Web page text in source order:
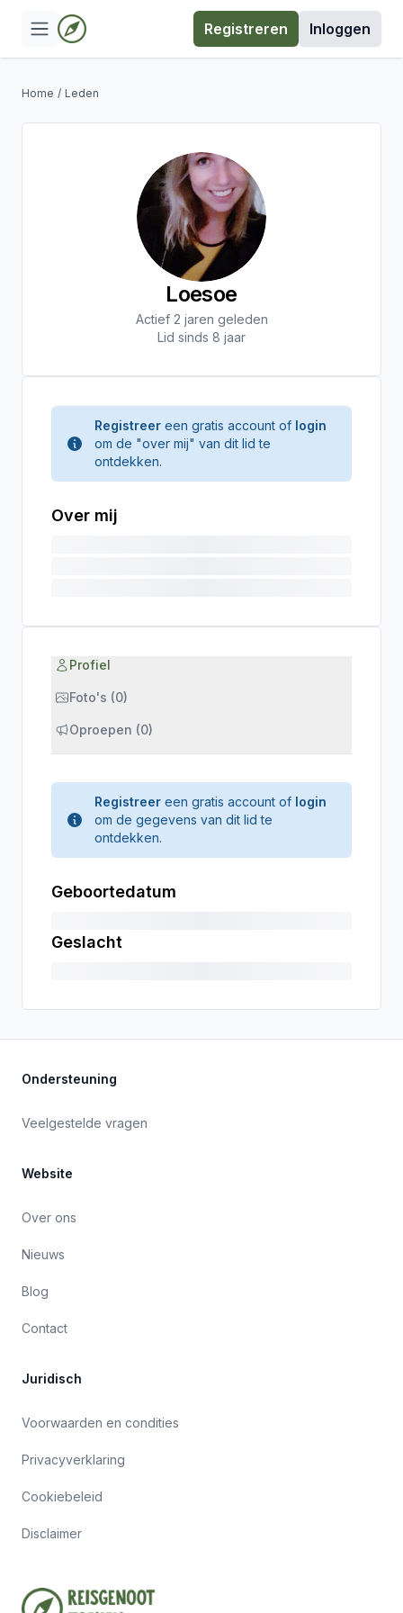
Registreren Inloggen
Home / Leden
Loesoe
Actief 2 jaren geleden
Lid sinds 8 jaar
Registreer een gratis account of login
om de "over mij" van dit lid te
ontdekken.
Over mij
Profiel
Foto's (0)
Oproepen (0)
Registreer een gratis account of login
om de gegevens van dit lid te
ontdekken.
Geboortedatum
Geslacht
Ondersteuning
Veelgestelde vragen
Website
Over ons
Nieuws
Blog
Contact
Juridisch
Voorwaarden en condities
Privacyverklaring
Cookiebeleid
Disclaimer